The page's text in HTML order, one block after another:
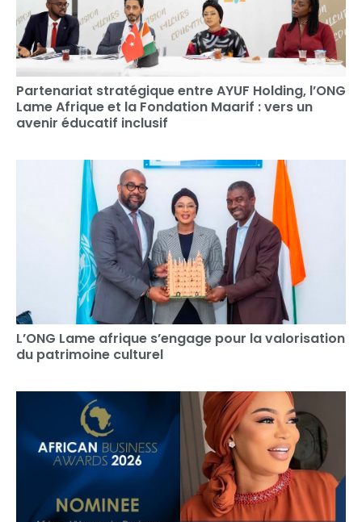
Partenariat stratégique entre AYUF Holding, l’ONG
Lame Afrique et la Fondation Maarif : vers un
avenir éducatif inclusif
L’ONG Lame afrique s’engage pour la valorisation
du patrimoine culturel